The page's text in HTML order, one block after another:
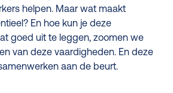
helpen. Maar wat maakt
En hoe kun je deze
goed uit te leggen, zoomen we
van deze vaardigheden. En deze
aan de beurt.